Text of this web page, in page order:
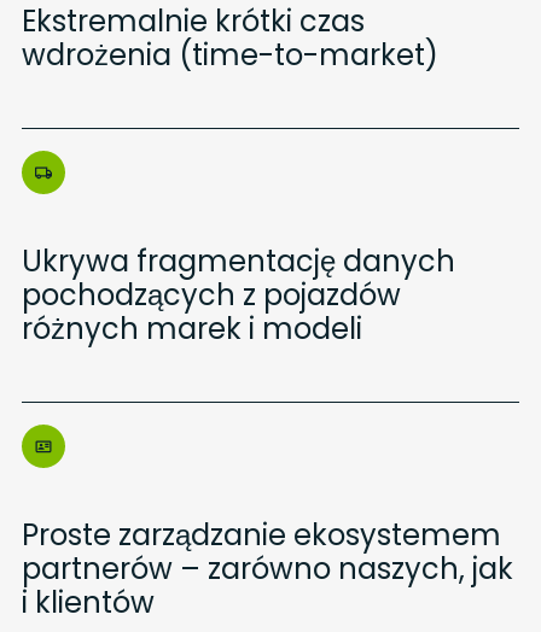
Ekstremalnie krótki czas
wdrożenia (time-to-market)
Ukrywa fragmentację danych
pochodzących z pojazdów
różnych marek i modeli
Proste zarządzanie ekosystemem
partnerów – zarówno naszych, jak
i klientów